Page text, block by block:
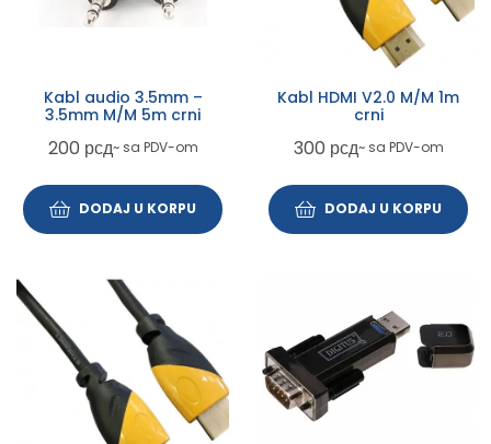
Kabl audio 3.5mm –
3.5mm M/M 5m crni
200 рсд~ sa PDV-om
DODAJ U KORPU
Kabl HDMI V2.0 M/M 1m
crni
300 рсд~ sa PDV-om
DODAJ U KORPU